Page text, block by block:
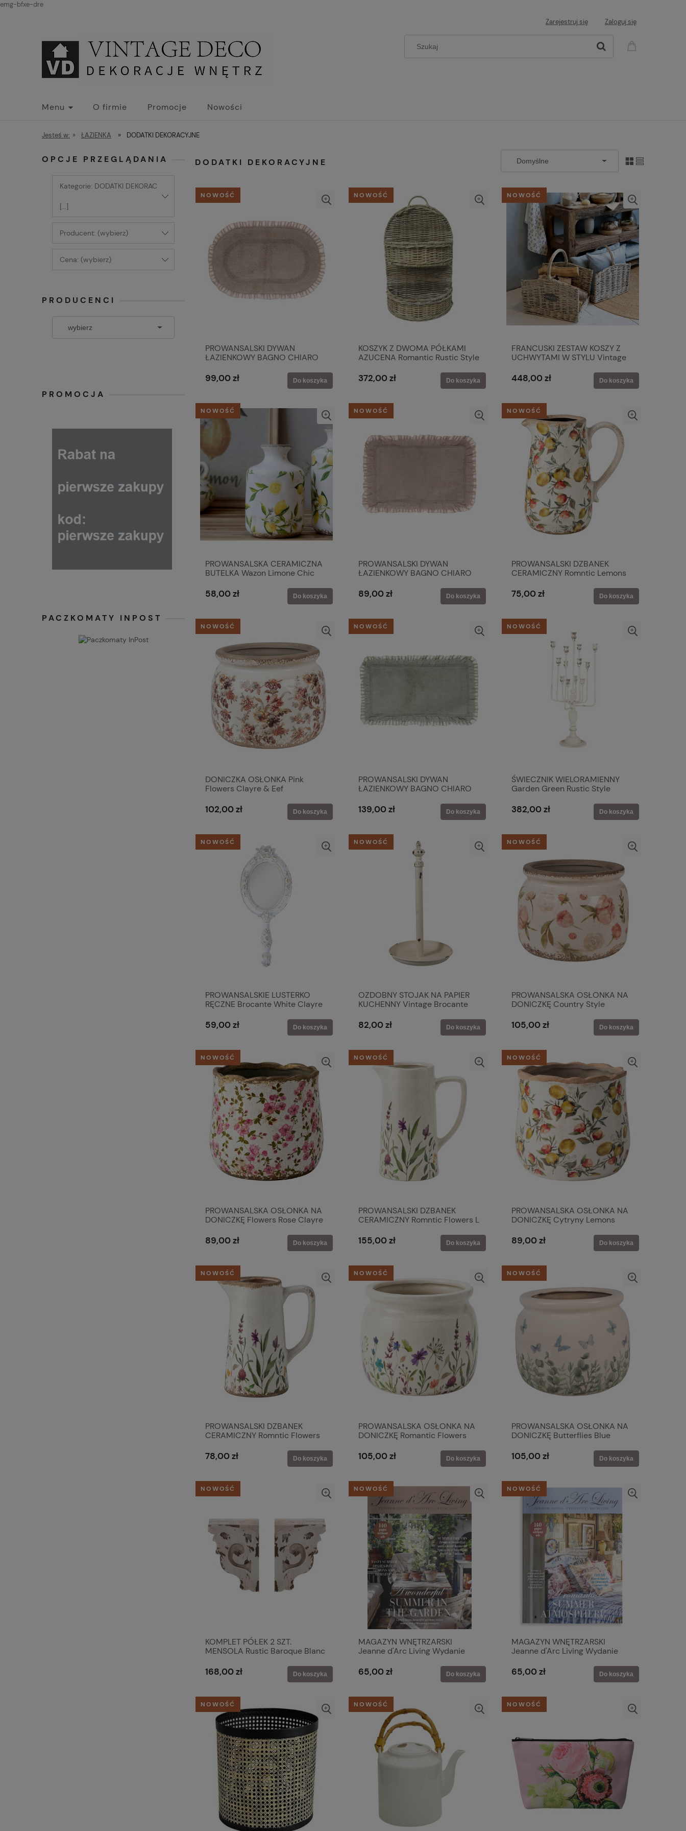
emg-bfxe-dre
Zarejestruj się
Zaloguj się
Menu O firmie Promocje Nowości
Jesteś w: » ŁAZIENKA » DODATKI DEKORACYJNE
OPCJE PRZEGLĄDANIA
Kategorie: DODATKI DEKORAC
[...]
Producent: (wybierz)
Cena: (wybierz)
PRODUCENCI
PROMOCJA
PACZKOMATY INPOST
DODATKI DEKORACYJNE
PROWANSALSKI DYWAN
ŁAZIENKOWY BAGNO CHIARO
99,00 zł Do koszyka
NOWOŚĆ
KOSZYK Z DWOMA PÓŁKAMI
AZUCENA Romantic Rustic Style
372,00 zł Do koszyka
NOWOŚĆ
FRANCUSKI ZESTAW KOSZY Z
UCHWYTAMI W STYLU Vintage
448,00 zł Do koszyka
NOWOŚĆ
PROWANSALSKA CERAMICZNA
BUTELKA Wazon Limone Chic
58,00 zł Do koszyka
NOWOŚĆ
PROWANSALSKI DYWAN
ŁAZIENKOWY BAGNO CHIARO
89,00 zł Do koszyka
NOWOŚĆ
PROWANSALSKI DZBANEK
CERAMICZNY Romntic Lemons
75,00 zł Do koszyka
NOWOŚĆ
DONICZKA OSŁONKA Pink
Flowers Clayre & Eef
102,00 zł Do koszyka
NOWOŚĆ
PROWANSALSKI DYWAN
ŁAZIENKOWY BAGNO CHIARO
139,00 zł Do koszyka
NOWOŚĆ
ŚWIECZNIK WIELORAMIENNY
Garden Green Rustic Style
382,00 zł Do koszyka
NOWOŚĆ
PROWANSALSKIE LUSTERKO
RĘCZNE Brocante White Clayre
59,00 zł Do koszyka
NOWOŚĆ
OZDOBNY STOJAK NA PAPIER
KUCHENNY Vintage Brocante
82,00 zł Do koszyka
NOWOŚĆ
PROWANSALSKA OSŁONKA NA
DONICZKĘ Country Style
105,00 zł Do koszyka
NOWOŚĆ
PROWANSALSKA OSŁONKA NA
DONICZKĘ Flowers Rose Clayre
89,00 zł Do koszyka
NOWOŚĆ
PROWANSALSKI DZBANEK
CERAMICZNY Romntic Flowers L
155,00 zł Do koszyka
NOWOŚĆ
PROWANSALSKA OSŁONKA NA
DONICZKĘ Cytryny Lemons
89,00 zł Do koszyka
NOWOŚĆ
PROWANSALSKI DZBANEK
CERAMICZNY Romntic Flowers
78,00 zł Do koszyka
NOWOŚĆ
PROWANSALSKA OSŁONKA NA
DONICZKĘ Romantic Flowers
105,00 zł Do koszyka
NOWOŚĆ
PROWANSALSKA OSŁONKA NA
DONICZKĘ Butterflies Blue
105,00 zł Do koszyka
NOWOŚĆ
KOMPLET PÓŁEK 2 SZT.
MENSOLA Rustic Baroque Blanc
168,00 zł Do koszyka
NOWOŚĆ
MAGAZYN WNĘTRZARSKI
Jeanne d'Arc Living Wydanie
65,00 zł Do koszyka
NOWOŚĆ
MAGAZYN WNĘTRZARSKI
Jeanne d'Arc Living Wydanie
65,00 zł Do koszyka
NOWOŚĆ
NOWOŚĆ NOWOŚĆ NOWOŚĆ